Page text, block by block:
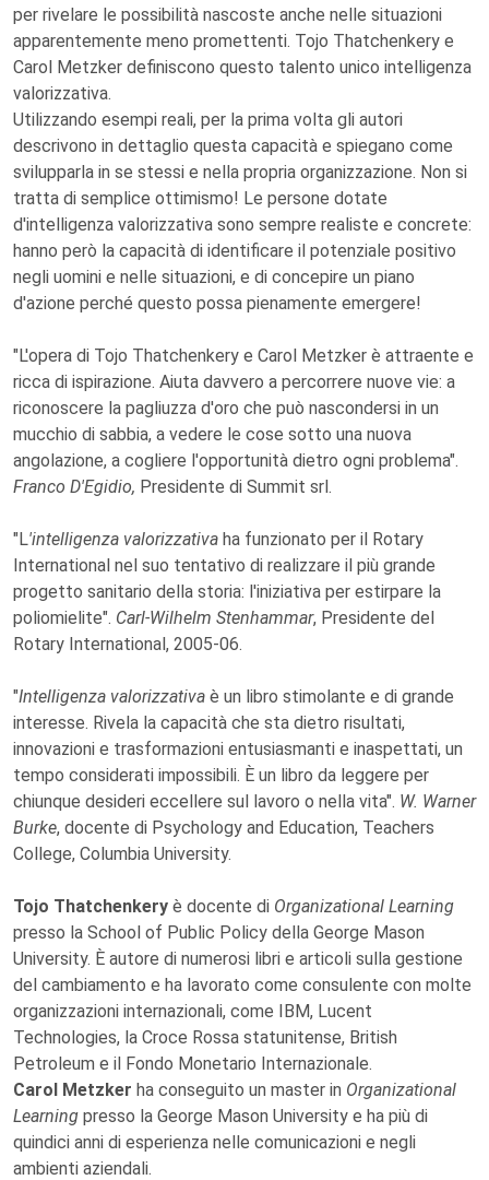
per rivelare le possibilità nascoste anche nelle situazioni
apparentemente meno promettenti. Tojo Thatchenkery e
Carol Metzker definiscono questo talento unico intelligenza
valorizzativa.
Utilizzando esempi reali, per la prima volta gli autori
descrivono in dettaglio questa capacità e spiegano come
svilupparla in se stessi e nella propria organizzazione. Non si
tratta di semplice ottimismo! Le persone dotate
d'intelligenza valorizzativa sono sempre realiste e concrete:
hanno però la capacità di identificare il potenziale positivo
negli uomini e nelle situazioni, e di concepire un piano
d'azione perché questo possa pienamente emergere!
"L'opera di Tojo Thatchenkery e Carol Metzker è attraente e
ricca di ispirazione. Aiuta davvero a percorrere nuove vie: a
riconoscere la pagliuzza d'oro che può nascondersi in un
mucchio di sabbia, a vedere le cose sotto una nuova
angolazione, a cogliere l'opportunità dietro ogni problema".
Franco D'Egidio, Presidente di Summit srl.
"L'intelligenza valorizzativa ha funzionato per il Rotary
International nel suo tentativo di realizzare il più grande
progetto sanitario della storia: l'iniziativa per estirpare la
poliomielite". Carl-Wilhelm Stenhammar, Presidente del
Rotary International, 2005-06.
"Intelligenza valorizzativa è un libro stimolante e di grande
interesse. Rivela la capacità che sta dietro risultati,
innovazioni e trasformazioni entusiasmanti e inaspettati, un
tempo considerati impossibili. È un libro da leggere per
chiunque desideri eccellere sul lavoro o nella vita". W. Warner
Burke, docente di Psychology and Education, Teachers
College, Columbia University.
Tojo Thatchenkery è docente di Organizational Learning
presso la School of Public Policy della George Mason
University. È autore di numerosi libri e articoli sulla gestione
del cambiamento e ha lavorato come consulente con molte
organizzazioni internazionali, come IBM, Lucent
Technologies, la Croce Rossa statunitense, British
Petroleum e il Fondo Monetario Internazionale.
Carol Metzker ha conseguito un master in Organizational
Learning presso la George Mason University e ha più di
quindici anni di esperienza nelle comunicazioni e negli
ambienti aziendali.